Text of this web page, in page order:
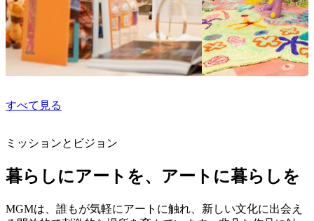
MGM MACAU
MGM Arts & Culture Docent Training
Program
Nowonshow
MGM COTAI
風に乗るエコー
Nowon show
すべて見る
ミッションとビジョン
暮らしにアートを、アートに暮らしを
MGMは、誰もが気軽にアートに触れ、新しい文化に出会え